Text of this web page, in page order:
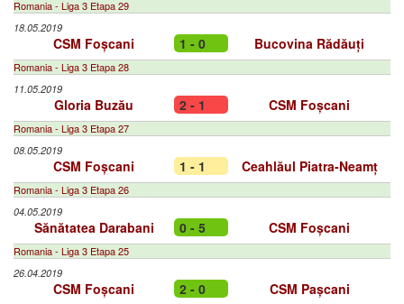
Romania - Liga 3 Etapa 29
18.05.2019
CSM Foșcani 1 - 0 Bucovina Rădăuți
Romania - Liga 3 Etapa 28
11.05.2019
Gloria Buzău 2 - 1 CSM Foșcani
Romania - Liga 3 Etapa 27
08.05.2019
CSM Foșcani 1 - 1 Ceahlăul Piatra-Neamț
Romania - Liga 3 Etapa 26
04.05.2019
Sănătatea Darabani 0 - 5 CSM Foșcani
Romania - Liga 3 Etapa 25
26.04.2019
CSM Foșcani 2 - 0 CSM Pașcani